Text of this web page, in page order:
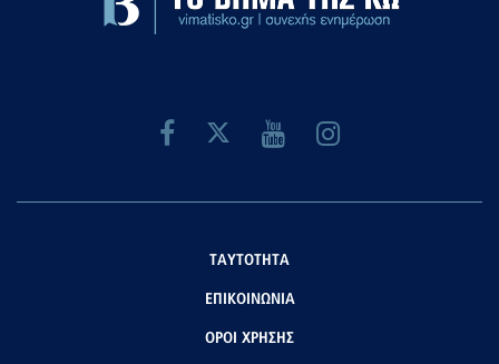
ΤΑΥΤΟΤΗΤΑ
ΕΠΙΚΟΙΝΩΝΙΑ
ΟΡΟΙ ΧΡΗΣΗΣ